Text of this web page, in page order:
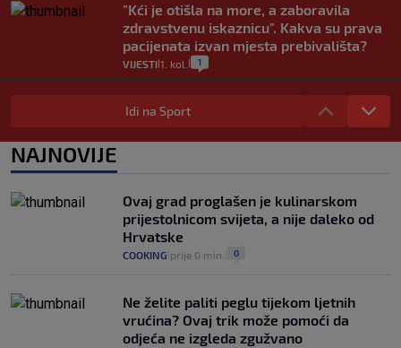
"Kći je otišla na more, a zaboravila
zdravstvenu iskaznicu". Kakva su prava
pacijenata izvan mjesta prebivališta?
VIJESTI 1. kol. 1
Provjerili smo "što ćemo onda" ako
Plenković na 15 dana ukine mjere: "Ne bi
se dogodilo ništa. Vlada se zaljubila u te
intervencije"
Analitičar o Mostu: Oni su u yin-yang
poziciji i imaju drugog najpoznatijeg
bravara u povijesti Hrvatske
Idi na Sport
NAJNOVIJE
Ovaj grad proglašen je kulinarskom
prijestolnicom svijeta, a nije daleko od
Hrvatske
COOKING prije 0 min. 0
Ne želite paliti peglu tijekom ljetnih
vrućina? Ovaj trik može pomoći da
odjeća ne izgleda zgužvano